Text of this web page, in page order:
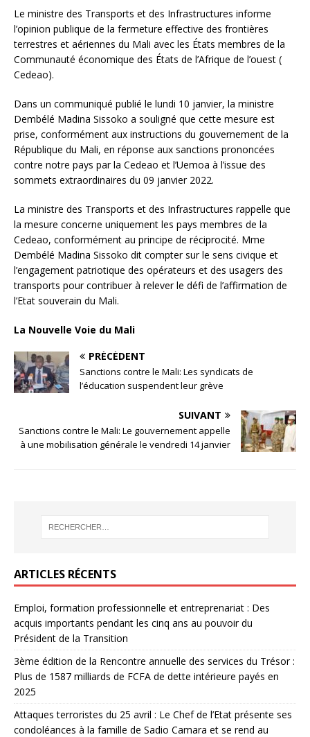
Le ministre des Transports et des Infrastructures informe
l’opinion publique de la fermeture effective des frontières
terrestres et aériennes du Mali avec les États membres de la
Communauté économique des États de l’Afrique de l’ouest (
Cedeao).
Dans un communiqué publié le lundi 10 janvier, la ministre
Dembélé Madina Sissoko a souligné que cette mesure est
prise, conformément aux instructions du gouvernement de la
République du Mali, en réponse aux sanctions prononcées
contre notre pays par la Cedeao et l’Uemoa à l’issue des
sommets extraordinaires du 09 janvier 2022.
La ministre des Transports et des Infrastructures rappelle que
la mesure concerne uniquement les pays membres de la
Cedeao, conformément au principe de réciprocité. Mme
Dembélé Madina Sissoko dit compter sur le sens civique et
l’engagement patriotique des opérateurs et des usagers des
transports pour contribuer à relever le défi de l’affirmation de
l’Etat souverain du Mali.
La Nouvelle Voie du Mali
PRÉCÉDENT
Sanctions contre le Mali: Les syndicats de
l’éducation suspendent leur grève
SUIVANT
Sanctions contre le Mali: Le gouvernement appelle
à une mobilisation générale le vendredi 14 janvier
ARTICLES RÉCENTS
Emploi, formation professionnelle et entreprenariat : Des
acquis importants pendant les cinq ans au pouvoir du
Président de la Transition
3ème édition de la Rencontre annuelle des services du Trésor :
Plus de 1587 milliards de FCFA de dette intérieure payés en
2025
Attaques terroristes du 25 avril : Le Chef de l’Etat présente ses
condoléances à la famille de Sadio Camara et se rend au